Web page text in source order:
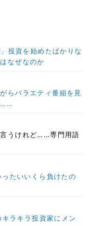
投資を始めたばかりな
なぜなのか
らバラエティ番組を見
……
言うけれど……専門用語
たいいくら負けたの
ラキラ投資家にメン